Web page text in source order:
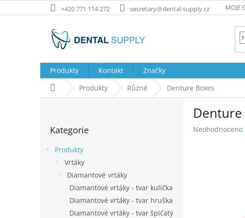
na
+420 771 114 272 secretary@dental-supply.cz MOJE
Produkty Kontakt
Značky
Domů Produkty Různé Denture Boxes
kategorie
Kategorie
Produkty
Vrtáky
Diamantové vrtáky
Diamantové vrtáky - tvar kulička
Diamantové vrtáky - tvar hruška
Diamantové vrtáky - tvar špičatý
Průměrné
Neohodnoceno